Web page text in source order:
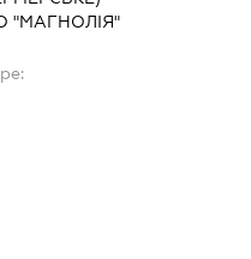
"МАГНОЛІЯ"